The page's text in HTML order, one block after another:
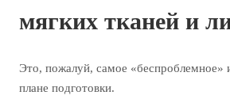
мягких тканей и
Это, пожалуй, самое «беспроблемное»
плане подготовки.